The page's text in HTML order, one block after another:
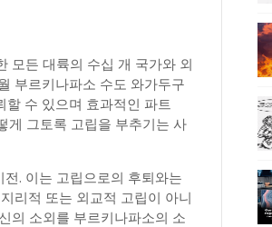
모든 대륙의 수십 개 국가와 외
부르키나파소 수도 와가두구
수 있으며 효과적인 파트
게 그토록 고립을 부추기는 사
전. 이는 고립으로의 후퇴와는
리적 또는 외교적 고립이 아니
의 소외를 부르키나파소의 소